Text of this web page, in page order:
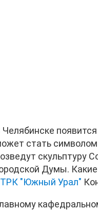
Челябинске
стать
скульптуру
Думы.
"Южный Урал"